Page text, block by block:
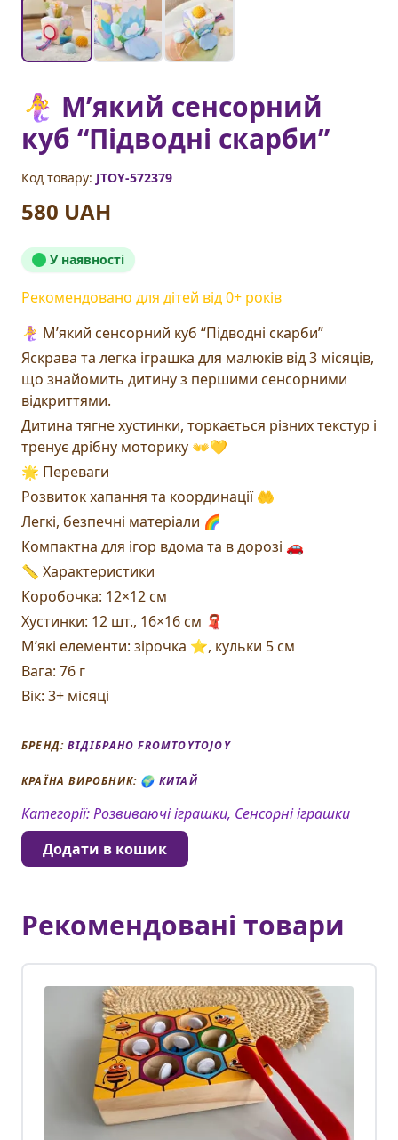
🧜‍♀️ М’який сенсорний
куб “Підводні скарби”
Код товару: JTOY-572379
580 UAH
У наявності
Рекомендовано для дітей від0+ років
🧜‍♀️ М’який сенсорний куб “Підводні скарби”
Яскрава та легка іграшка для малюків від 3 місяців,
що знайомить дитину з першими сенсорними
відкриттями.
Дитина тягне хустинки, торкається різних текстур і
тренує дрібну моторику 👐💛
🌟 Переваги
Розвиток хапання та координації 🤲
Легкі, безпечні матеріали 🌈
Компактна для ігор вдома та в дорозі 🚗
📏 Характеристики
Коробочка: 12×12 см
Хустинки: 12 шт., 16×16 см 🧣
М’які елементи: зірочка ⭐, кульки 5 см
Вага: 76 г
Вік: 3+ місяці
БРЕНД:ВІДІБРАНО FROMTOYTOJOY
КРАЇНА ВИРОБНИК: 🌍 КИТАЙ
Категорії:Розвиваючі іграшки, Сенсорні іграшки
Додати в кошик
Рекомендовані товари